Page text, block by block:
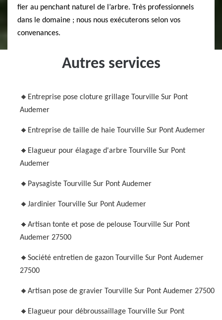
fier au penchant naturel de l’arbre. Très professionnels
dans le domaine ; nous nous exécuterons selon vos
convenances.
Autres services
Entreprise pose cloture grillage Tourville Sur Pont
Audemer
Entreprise de taille de haie Tourville Sur Pont Audemer
Elagueur pour élagage d'arbre Tourville Sur Pont
Audemer
Paysagiste Tourville Sur Pont Audemer
Jardinier Tourville Sur Pont Audemer
Artisan tonte et pose de pelouse Tourville Sur Pont
Audemer 27500
Société entretien de gazon Tourville Sur Pont Audemer
27500
Artisan pose de gravier Tourville Sur Pont Audemer 27500
Elagueur pour débroussaillage Tourville Sur Pont